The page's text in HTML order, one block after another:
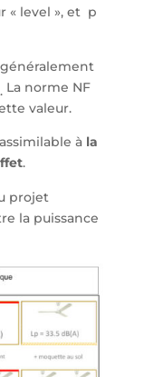
« level », et p
généralement
La norme NF
valeur.
à la
.
projet
la puissance